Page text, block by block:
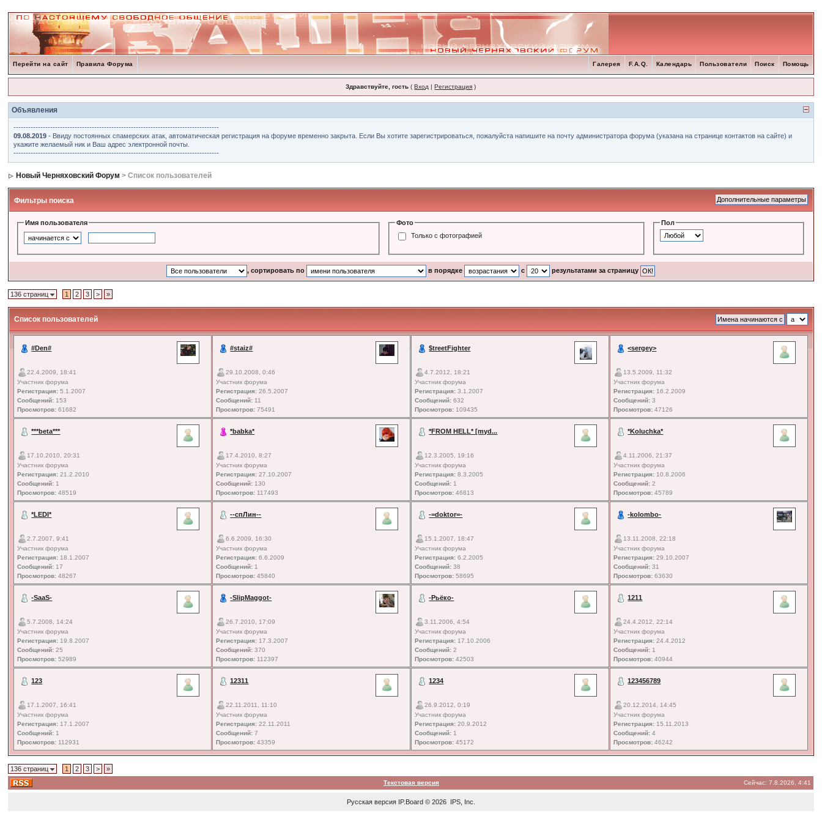
Перейти на сайт Правила Форума Помощь
Поиск
Пользователи
Календарь
F.A.Q.
Галерея
Здравствуйте, гость (Вход |Регистрация )
Объявления
------------------------------------------------------------------------------------
09.08.2019 - Ввиду постоянных спамерских атак, автоматическая регистрация на форуме временно закрыта. Если Вы хотите зарегистрироваться, пожалуйста напишите на почту администратора форума (указана на странице контактов на сайте) и
укажите желаемый ник и Ваш адрес электронной почты.
------------------------------------------------------------------------------------
Новый Черняховский Форум > Список пользователей
Фильтры поиска
Имя пользователя
Фото
Только с фотографией
Пол
, сортировать по в порядке с результатами за страницу
136 страниц 1 2 3 > »
Список пользователей
#Den#
22.4.2009, 18:41
Участник форума
Регистрация: 5.1.2007
Сообщений: 153
Просмотров: 61682
#staiz#
29.10.2008, 0:46
Участник форума
Регистрация: 26.5.2007
Сообщений: 11
Просмотров: 75491
$treetFighter
4.7.2012, 18:21
Участник форума
Регистрация: 3.1.2007
Сообщений: 632
Просмотров: 109435
<sergey>
13.5.2009, 11:32
Участник форума
Регистрация: 16.2.2009
Сообщений: 3
Просмотров: 47126
***beta***
17.10.2010, 20:31
Участник форума
Регистрация: 21.2.2010
Сообщений: 1
Просмотров: 48519
*babka*
17.4.2010, 8:27
Участник форума
Регистрация: 27.10.2007
Сообщений: 130
Просмотров: 117493
*FROM HELL* [myd...
12.3.2005, 19:16
Участник форума
Регистрация: 8.3.2005
Сообщений: 1
Просмотров: 46813
*Koluchka*
4.11.2006, 21:37
Участник форума
Регистрация: 10.8.2006
Сообщений: 2
Просмотров: 45789
*LEDI*
2.7.2007, 9:41
Участник форума
Регистрация: 18.1.2007
Сообщений: 17
Просмотров: 48267
--спЛин--
6.6.2009, 16:30
Участник форума
Регистрация: 6.6.2009
Сообщений: 1
Просмотров: 45840
-=doktor=-
15.1.2007, 18:47
Участник форума
Регистрация: 6.2.2005
Сообщений: 38
Просмотров: 58695
-kolombo-
13.11.2008, 22:18
Участник форума
Регистрация: 29.10.2007
Сообщений: 31
Просмотров: 63630
-SaaS-
5.7.2008, 14:24
Участник форума
Регистрация: 19.8.2007
Сообщений: 25
Просмотров: 52989
-SlipMaggot-
26.7.2010, 17:09
Участник форума
Регистрация: 17.3.2007
Сообщений: 370
Просмотров: 112397
-Рьёко-
3.11.2006, 4:54
Участник форума
Регистрация: 17.10.2006
Сообщений: 2
Просмотров: 42503
1211
24.4.2012, 22:14
Участник форума
Регистрация: 24.4.2012
Сообщений: 1
Просмотров: 40944
123
17.1.2007, 16:41
Участник форума
Регистрация: 17.1.2007
Сообщений: 1
Просмотров: 112931
12311
22.11.2011, 11:10
Участник форума
Регистрация: 22.11.2011
Сообщений: 7
Просмотров: 43359
1234
26.9.2012, 0:19
Участник форума
Регистрация: 20.9.2012
Сообщений: 1
Просмотров: 45172
123456789
20.12.2014, 14:45
Участник форума
Регистрация: 15.11.2013
Сообщений: 4
Просмотров: 46242
136 страниц 1 2 3 > »
Текстовая версия Сейчас: 7.8.2026, 4:41
Русская версия IP.Board© 2026 IPS, Inc